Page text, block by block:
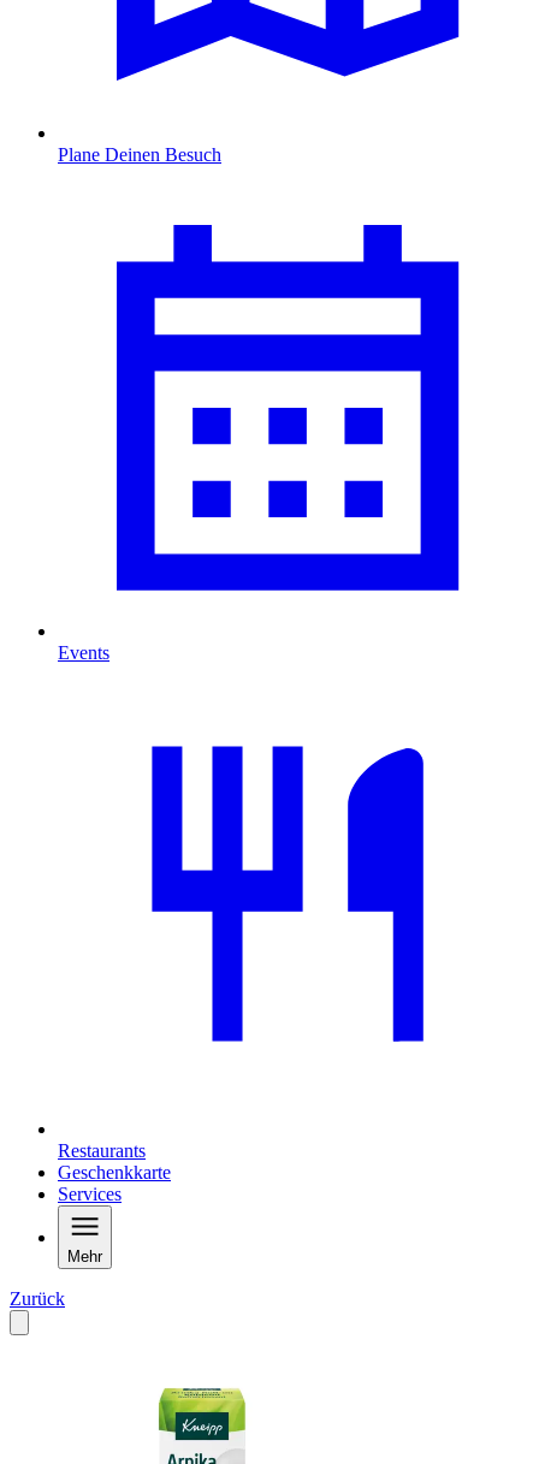
Plane Deinen Besuch
Events
Restaurants
Geschenkkarte
Services
Mehr
Zurück